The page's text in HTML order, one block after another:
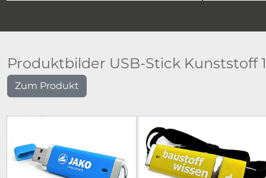
Produktbilder USB-Stick Kunststoff
Zum Produkt